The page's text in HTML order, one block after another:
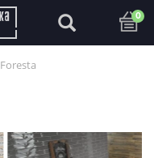
0
Foresta